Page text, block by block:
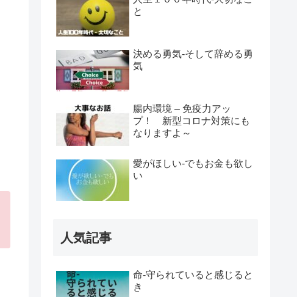
と
決める勇気‐そして辞める勇
気
腸内環境 – 免疫力アッ
プ！ 新型コロナ対策にも
なりますよ～
愛がほしい-でもお金も欲し
い
人気記事
命‐守られていると感じると
き